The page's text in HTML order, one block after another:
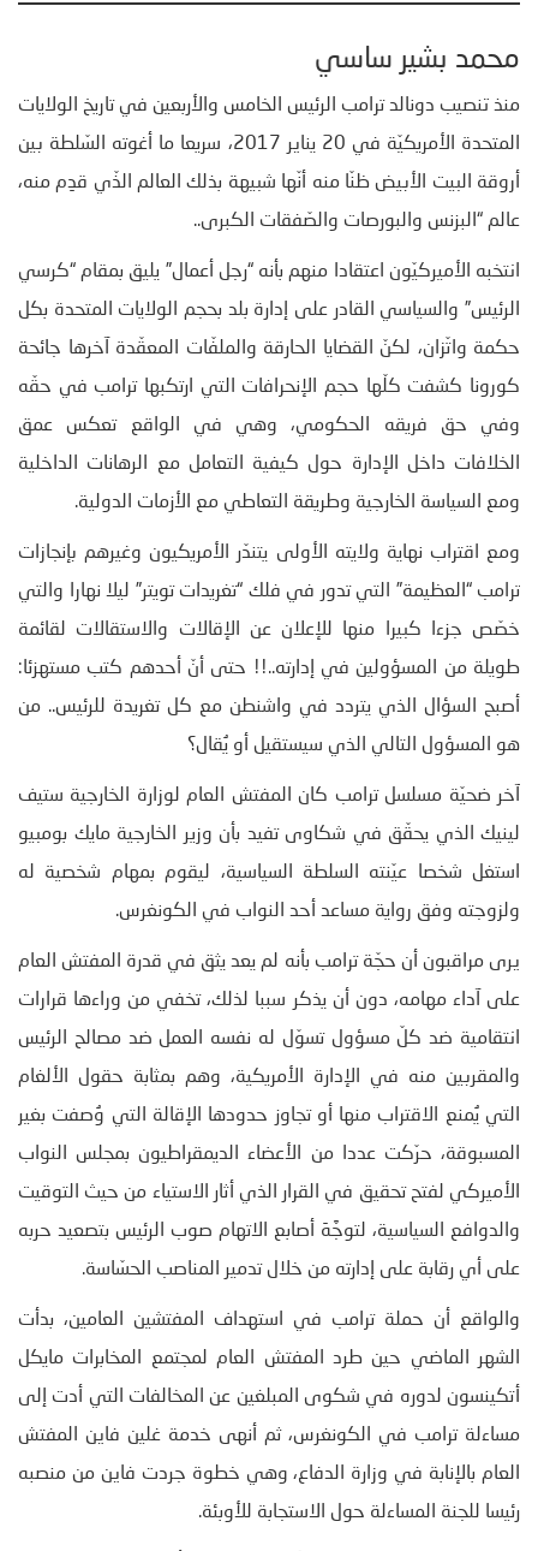
محمد بشير ساسي
منذ تنصيب دونالد ترامب الرئيس الخامس والأربعين في تاريخ الولايات
المتحدة الأمريكيّة في 20 يناير 2017، سريعا ما أغوته السّلطة بين
أروقة البيت الأبيض ظنّا منه أنّها شبيهة بذلك العالم الذّي قدِم منه،
عالم “البزنس والبورصات والصّفقات الكبرى..
انتخبه الأميركيّون اعتقادا منهم بأنه “رجل أعمال” يليق بمقام “كرسي
الرئيس” والسياسي القادر على إدارة بلد بحجم الولايات المتحدة بكل
حكمة واتّزان، لكنّ القضايا الحارقة والملفّات المعقّدة آخرها جائحة
كورونا كشفت كلّها حجم الإنحرافات التي ارتكبها ترامب في حقّه
وفي حق فريقه الحكومي، وهي في الواقع تعكس عمق
الخلافات داخل الإدارة حول كيفية التعامل مع الرهانات الداخلية
ومع السياسة الخارجية وطريقة التعاطي مع الأزمات الدولية.
ومع اقتراب نهاية ولايته الأولى يتندّر الأمريكيون وغيرهم بإنجازات
ترامب “العظيمة” التي تدور في فلك “تغريدات تويتر” ليلا نهارا والتي
خصّص جزءا كبيرا منها للإعلان عن الإقالات والاستقالات لقائمة
طويلة من المسؤولين في إدارته..!! حتى أنّ أحدهم كتب مستهزئا:
أصبح السؤال الذي يتردد في واشنطن مع كل تغريدة للرئيس.. من
هو المسؤول التالي الذي سيستقيل أو يُقال؟
آخر ضحيّة مسلسل ترامب كان المفتش العام لوزارة الخارجية ستيف
لينيك الذي يحقّق في شكاوى تفيد بأن وزير الخارجية مايك بومبيو
استغل شخصا عيّنته السلطة السياسية، ليقوم بمهام شخصية له
ولزوجته وفق رواية مساعد أحد النواب في الكونغرس.
يرى مراقبون أن حجّة ترامب بأنه لم يعد يثق في قدرة المفتش العام
على آداء مهامه، دون أن يذكر سببا لذلك، تخفي من وراءها قرارات
انتقامية ضد كلّ مسؤول تسوّل له نفسه العمل ضد مصالح الرئيس
والمقربين منه في الإدارة الأمريكية، وهم بمثابة حقول الألغام
التي يُمنع الاقتراب منها أو تجاوز حدودها الإقالة التي وُصفت بغير
المسبوقة، حرّكت عددا من الأعضاء الديمقراطيون بمجلس النواب
الأميركي لفتح تحقيق في القرار الذي أثار الاستياء من حيث التوقيت
والدوافع السياسية، لتوجَّهَ أصابع الاتهام صوب الرئيس بتصعيد حربه
على أي رقابة على إدارته من خلال تدمير المناصب الحسّاسة.
والواقع أن حملة ترامب في استهداف المفتشين العامين، بدأت
الشهر الماضي حين طرد المفتش العام لمجتمع المخابرات مايكل
أتكينسون لدوره في شكوى المبلغين عن المخالفات التي أدت إلى
مساءلة ترامب في الكونغرس، ثم أنهى خدمة غلين فاين المفتش
العام بالإنابة في وزارة الدفاع، وهي خطوة جردت فاين من منصبه
رئيسا للجنة المساءلة حول الاستجابة للأوبئة.